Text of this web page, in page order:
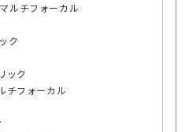
ルチフォーカル
ク
ック
フォーカル